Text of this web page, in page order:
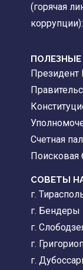
(горячая
Счетная
СОВЕТЫ
г.
г. Бендеры
г.
г.
г.